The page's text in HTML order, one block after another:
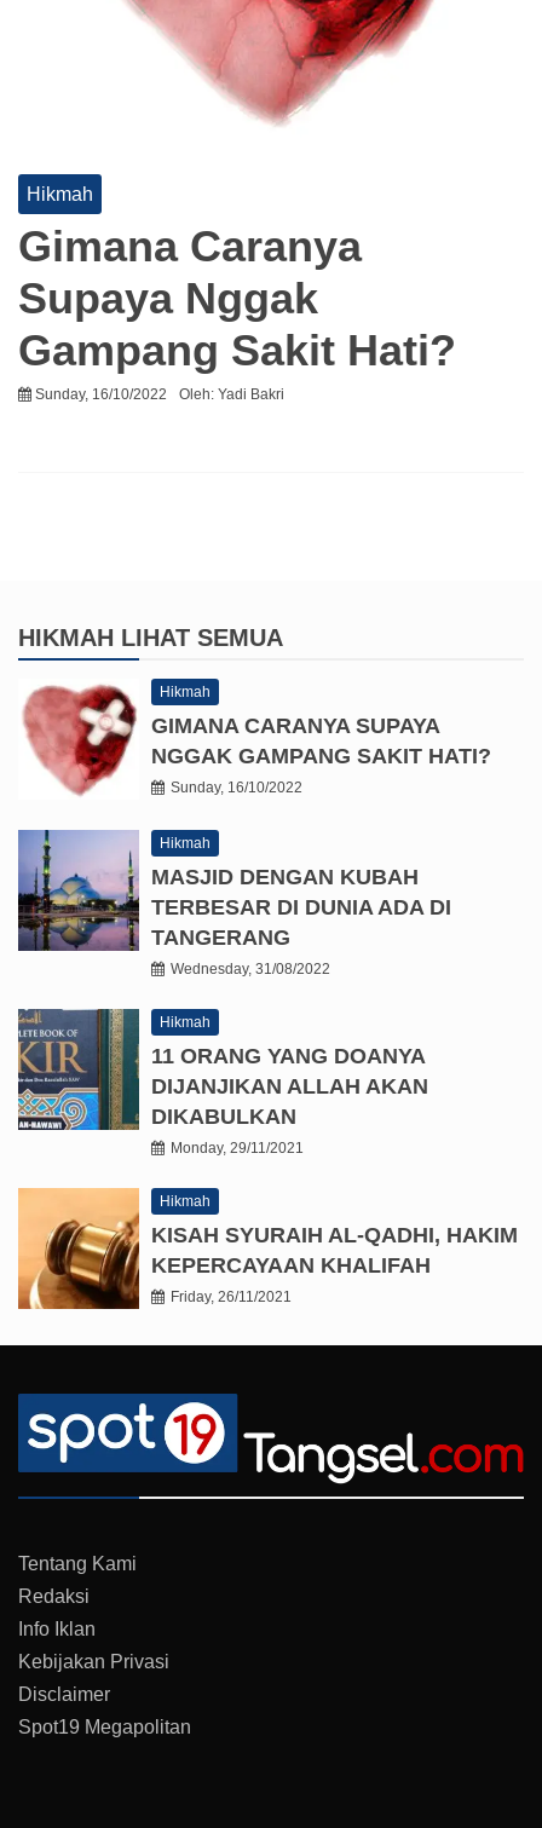
Hikmah
Gimana Caranya
Supaya Nggak
Gampang Sakit Hati?
Sunday, 16/10/2022 Oleh: Yadi Bakri
HIKMAH LIHAT SEMUA
Hikmah
GIMANA CARANYA SUPAYA
NGGAK GAMPANG SAKIT HATI?
Sunday, 16/10/2022
Hikmah
MASJID DENGAN KUBAH
TERBESAR DI DUNIA ADA DI
TANGERANG
Wednesday, 31/08/2022
Hikmah
11 ORANG YANG DOANYA
DIJANJIKAN ALLAH AKAN
DIKABULKAN
Monday, 29/11/2021
Hikmah
KISAH SYURAIH AL-QADHI, HAKIM
KEPERCAYAAN KHALIFAH
Friday, 26/11/2021
Tentang Kami
Redaksi
Info Iklan
Kebijakan Privasi
Disclaimer
Spot19 Megapolitan